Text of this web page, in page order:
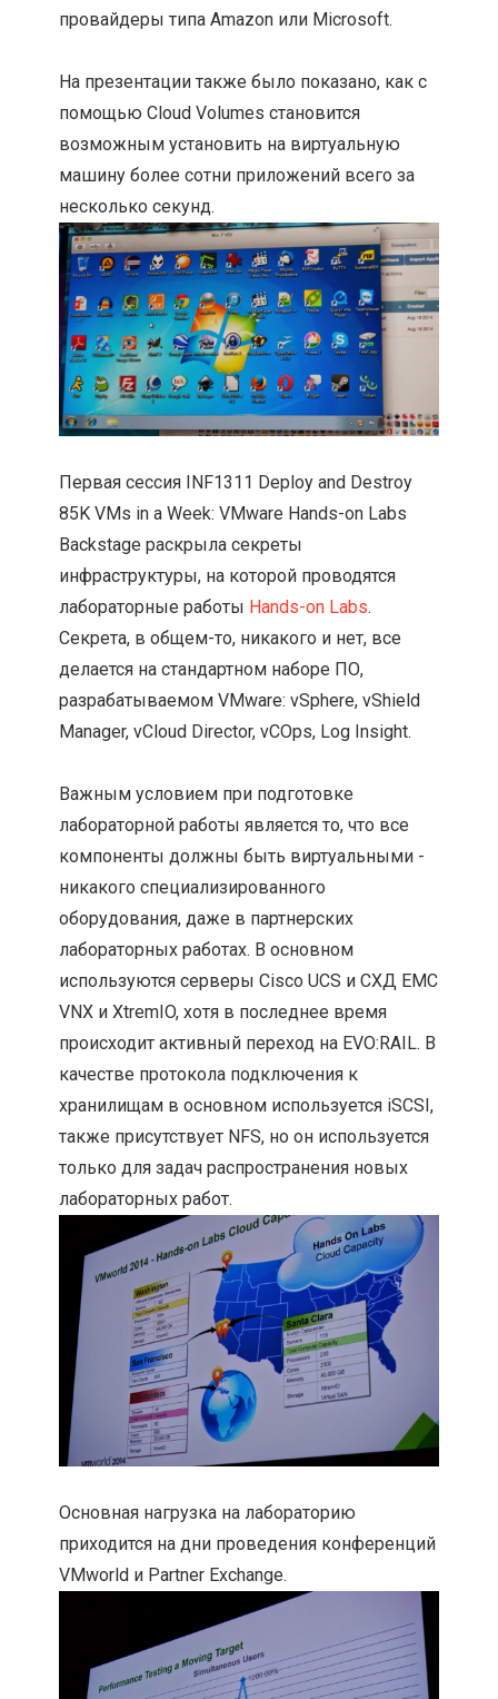
провайдеры типа Amazon или Microsoft.
На презентации также было показано, как с
помощью Cloud Volumes становится
возможным установить на виртуальную
машину более сотни приложений всего за
несколько секунд.
Первая сессия INF1311 Deploy and Destroy
85K VMs in a Week: VMware Hands-on Labs
Backstage раскрыла секреты
инфраструктуры, на которой проводятся
лабораторные работы Hands-on Labs.
Секрета, в общем-то, никакого и нет, все
делается на стандартном наборе ПО,
разрабатываемом VMware: vSphere, vShield
Manager, vCloud Director, vCOps, Log Insight.
Важным условием при подготовке
лабораторной работы является то, что все
компоненты должны быть виртуальными -
никакого специализированного
оборудования, даже в партнерских
лабораторных работах. В основном
используются серверы Cisco UCS и СХД EMC
VNX и XtremIO, хотя в последнее время
происходит активный переход на EVO:RAIL. В
качестве протокола подключения к
хранилищам в основном используется iSCSI,
также присутствует NFS, но он используется
только для задач распространения новых
лабораторных работ.
Основная нагрузка на лабораторию
приходится на дни проведения конференций
VMworld и Partner Exchange.